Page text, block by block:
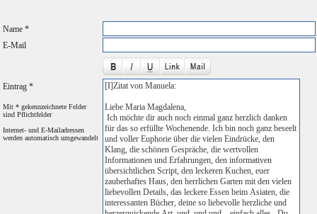
Name *
E-Mail
Eintrag *
Mit * gekennzeichnete Felder
sind Pflichtfelder
Internet- und E-Mailadressen
werden automatisch umgewandelt